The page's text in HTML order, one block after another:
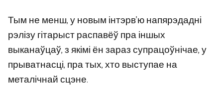
Тым не менш, у новым інтэрв'ю напярэдадні
рэлізу гітарыст распавёў пра іншых
выканаўцаў, з якімі ён зараз супрацоўнічае, у
прыватнасці, пра тых, хто выступае на
металічнай сцэне.